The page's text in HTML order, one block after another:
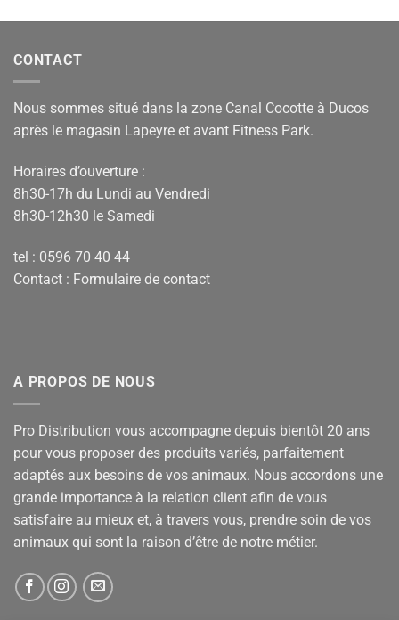
CONTACT
Nous sommes situé dans la zone Canal Cocotte à Ducos
après le magasin Lapeyre et avant Fitness Park.
Horaires d’ouverture :
8h30-17h du Lundi au Vendredi
8h30-12h30 le Samedi
tel : 0596 70 40 44
Contact : Formulaire de contact
A PROPOS DE NOUS
Pro Distribution vous accompagne depuis bientôt 20 ans
pour vous proposer des produits variés, parfaitement
adaptés aux besoins de vos animaux. Nous accordons une
grande importance à la relation client afin de vous
satisfaire au mieux et, à travers vous, prendre soin de vos
animaux qui sont la raison d’être de notre métier.